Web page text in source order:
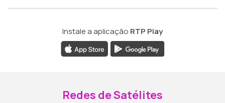
Instale a aplicação RTP Play
Redes de Satélites